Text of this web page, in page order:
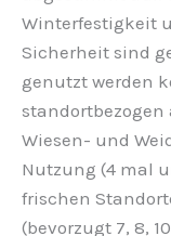
Winterfestigkeit
Sicherheit sind
genutzt werden
standortbezogen
Wiesen- und
Nutzung (4 mal
frischen
(bevorzugt 7, 8,